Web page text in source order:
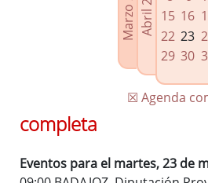
Agenda de Presidencia
Plenos provinciales y Juntas de
Oficina de Proyectos Europeos
15 16
22 23
29 30
☒ Agenda
completa
Eventos para el martes, 23 de